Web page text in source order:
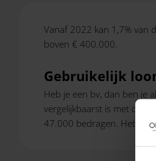
Vanaf 2022 kan 1,7% van
boven € 400.000.
Gebruikelijk
Heb je een bv, dan ben je
vergelijkbaarst is met die
47.000 bedragen. Het